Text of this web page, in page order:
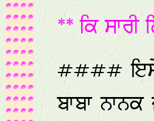
** ਕਿ
#### ਇਸੇ
ਬਾਬਾ